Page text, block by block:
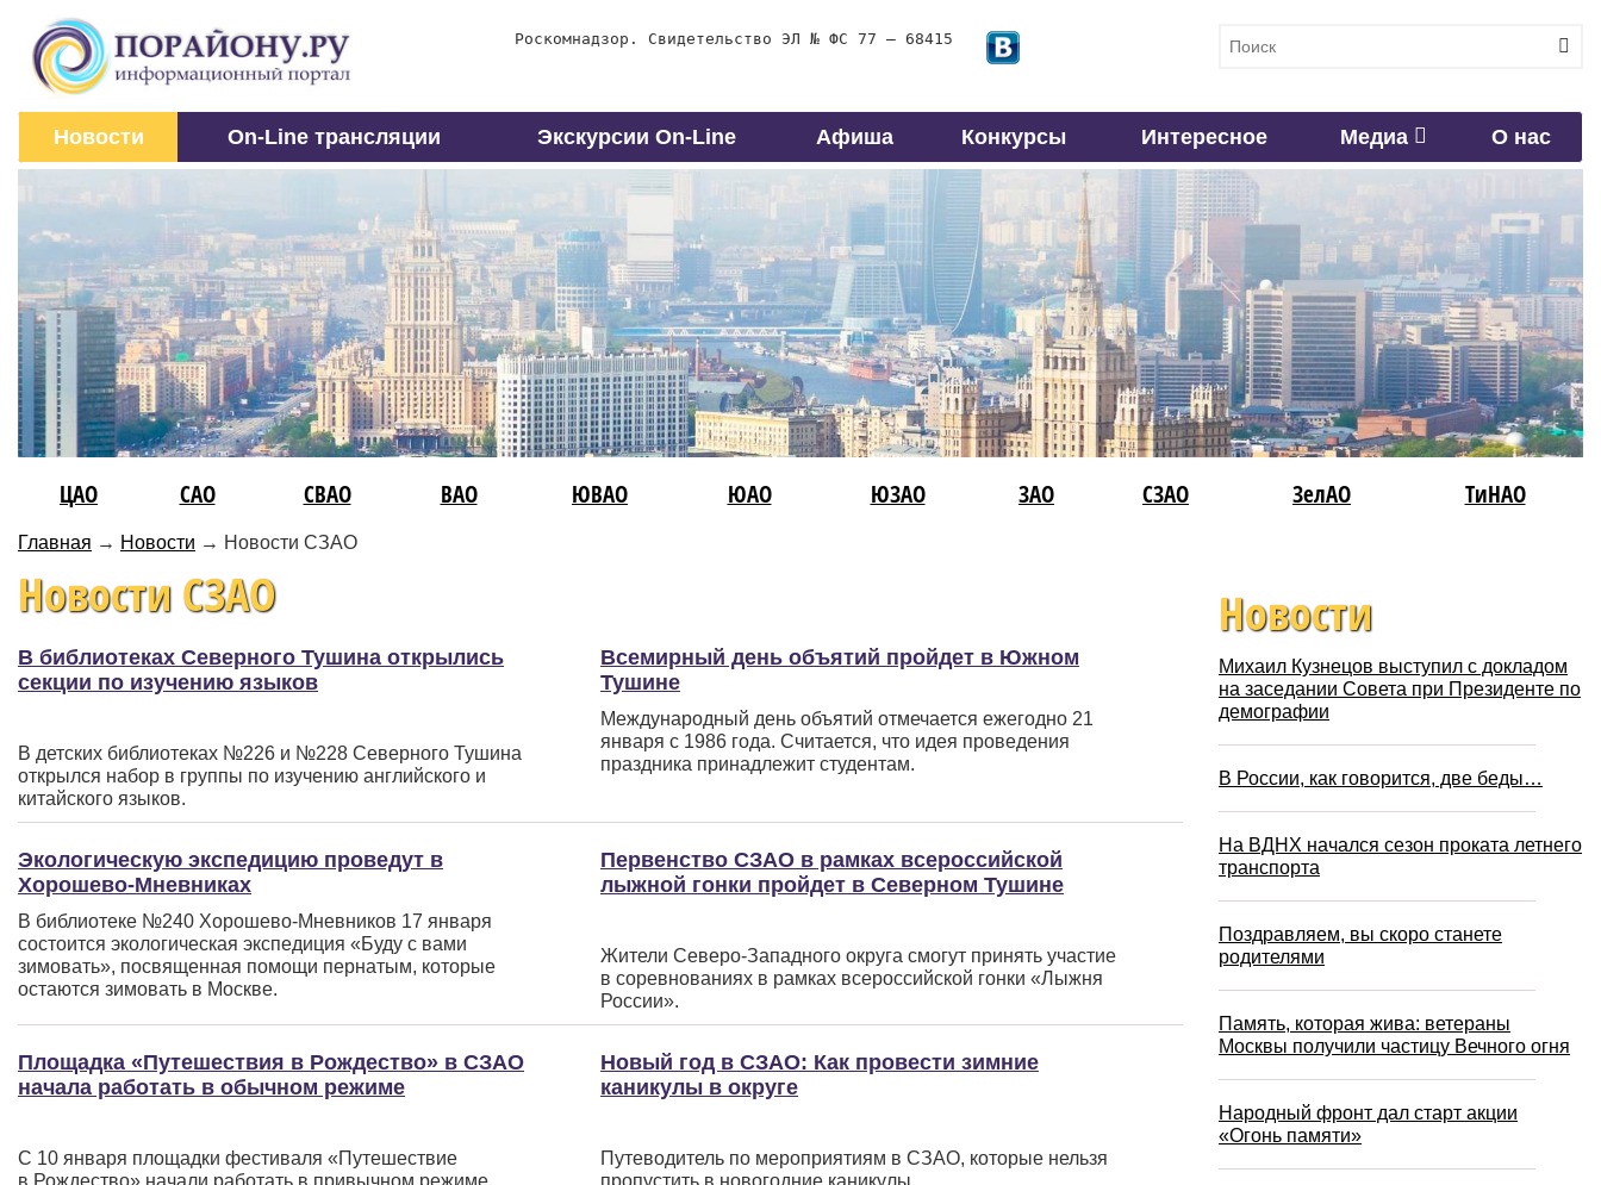
Роскомнадзор. Свидетельство ЭЛ № ФС 77 – 68415
Новости On-Line трансляции Экскурсии On-Line Афиша Конкурсы Интересное Медиа О нас
ЦАО САО СВАО ВАО ЮВАО ЮАО ЮЗАО ЗАО СЗАО ЗелАО ТиНАО
Главная → Новости → Новости СЗАО
Новости СЗАО
В библиотеках Северного Тушина открылись
секции по изучению языков
В детских библиотеках №226 и №228 Северного Тушина
открылся набор в группы по изучению английского и
китайского языков.
Всемирный день объятий пройдет в Южном
Тушине
Международный день объятий отмечается ежегодно 21
января с 1986 года. Считается, что идея проведения
праздника принадлежит студентам.
Экологическую экспедицию проведут в
Хорошево-Мневниках
В библиотеке №240 Хорошево-Мневников 17 января
состоится экологическая экспедиция «Буду с вами
зимовать», посвященная помощи пернатым, которые
остаются зимовать в Москве.
Первенство СЗАО в рамках всероссийской
лыжной гонки пройдет в Северном Тушине
Жители Северо-Западного округа смогут принять участие
в соревнованиях в рамках всероссийской гонки «Лыжня
России».
Площадка «Путешествия в Рождество» в СЗАО
начала работать в обычном режиме
С 10 января площадки фестиваля «Путешествие
в Рождество» начали работать в привычном режиме.
Новый год в СЗАО: Как провести зимние
каникулы в округе
Путеводитель по мероприятиям в СЗАО, которые нельзя
пропустить в новогодние каникулы.
Новости
Михаил Кузнецов выступил с докладом
на заседании Совета при Президенте по
демографии
В России, как говорится, две беды…
На ВДНХ начался сезон проката летнего
транспорта
Поздравляем, вы скоро станете
родителями
Память, которая жива: ветераны
Москвы получили частицу Вечного огня
Народный фронт дал старт акции
«Огонь памяти»